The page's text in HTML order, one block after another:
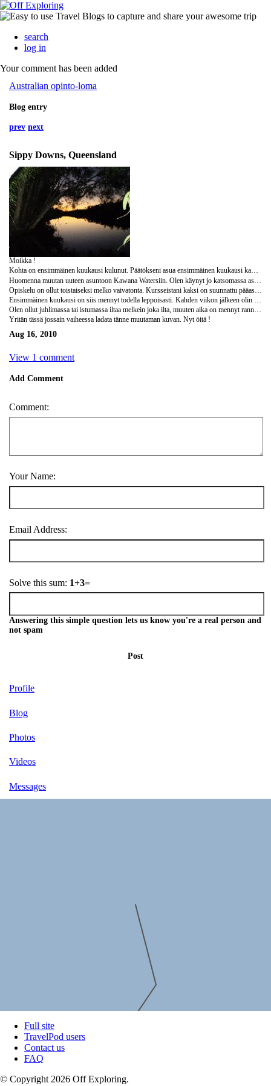
search
log in
Your comment has been added
Australian opinto-loma
Blog entry
prev next
Sippy Downs, Queensland
Moikka !
Kohta on ensimmäinen kuukausi kulunut. Päätökseni asua ensimmäinen kuukausi kampuksella on osoittautunut loistavaksi. Olen oppinut tuntemaan todella paljon ihmisiä täällä ja saanut paljon kavereita. Täällä on älyttömän paljon saksalaisia ja muuten kansalaisuuksia jokapuolelta maailmaa melko tasapuolisesti. Australialaisetkin on edustettuna, mutta ei niin vahvasti kuin olettaisi. Suomalaisia täällä on todella vähän. Olen toistaiseksi tavannut ainoastaan yhden ja onnistuin olematta vaihtamatta kieltä suomeksi, joten en ole vielä reissun aikana puhunut sanaakaan Suomea.
Ensimmäinen kuukausi on siis mennyt todella leppoisasti. Kahden viikon jälkeen olin jo tutustunut niin moniin ihmisiin, että täälläolo alkoi jo tuntua kodikkaalta. Olen käynyt katsastamassa Glasshouse mountainsit, Fraser Islandin, Noosan, Peregian, Coolumin ja paikallisia rantoja. Ensi viikonloppuna suuntaan varmaankin Gold Coastille tai Brisbaneen. Midsummer Breakin ajaksi olen ostanut lennot Whitsundaysiin. Suunnitelmat siitä eteenpäin ovat vielä auki. Varsinkin Fraser Island oli todella upea paikka. Kokonainen saari tehty hiekasta. Saarea ympäröi siis luonnollisesti hiekkaranta. Jotain 300 km pelkkää hiekkarantaa. Todella upeita aavikkomaisia hiekkadyynejä ja järviä. Järvissä on kaikenlaista elämää, näin mm. monneja jotka eivät pelänneet ihmisiä ja sukelsin yhden pienen kilpparin kiinni.
Olen ollut juhlimassa tai istumassa iltaa melkein joka ilta, muuten aika on mennyt rannoilla ja beach volleytä pelatessa. Aurinko laskee harmittavan aikasin, jo 17 jälkeen. Se jättää kuitenkin sopivasti muutaman tunnin raon ennen "iltaohjelman" alkamista milloin voi yrittää pakertaa opiskelua pakettiin. Mielenkiintoista on, että täällä käydään ulkona pääasiassa tiistaina, torstaina ja sunnnuntaina. Viikonloput ovat melko rauhallisia verrattuna esim. torstaihin. Erikoiset päivät selittyvät sillä, että eri baareissa on erilaisia alennuksia silloin. Surffausta olen toistaiseksi kokeillut 4 kertaa, erilaisilla laudoilla. Se on helpompaa kuin oletin (kuitenkin pirun vaikeeta), mutta varsinkin lyhyillä laudoilla todella paljon enemmän fyysisesti haastavaa kun uskoin. Pohdin vieläkin, että pitäisikö ostaa shortboard vai longboard. Kokemukseni osoittavat longboardin olevan huomattavasti helpompi, mutta monet kaverini kuitenkin uskovat, että shortboardillakin saa perusteet kuntoon muutaman kerran harjoittelulla. Saatan päätyä johonkin lautaan noiden välimaastosta.
Yritän tässä jossain vaiheessa ladata tänne muutaman kuvan. Nyt öitä !
Aug 16, 2010
View 1 comment
Add Comment
Comment:
Your Name:
Email Address:
Solve this sum: 1+3=
Answering this simple question lets us know you're a real person and
not spam
Post
Profile
Blog
Photos
Videos
Messages
Full site
TravelPod users
Contact us
FAQ
© Copyright 2026 Off Exploring.